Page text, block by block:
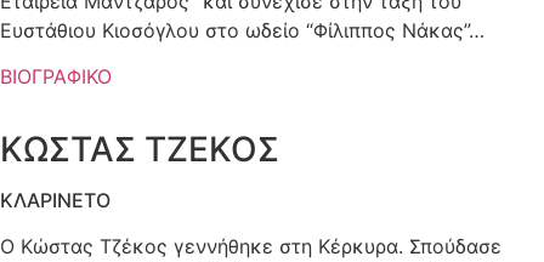
Ευστάθιου Κιοσόγλου στο ωδείο “Φίλιππος Νάκας”…
ΒΙΟΓΡΑΦΙΚΟ
ΚΩΣΤΑΣ ΤΖΕΚΟΣ
ΚΛΑΡΙΝΕΤΟ
Ο Κώστας Τζέκος γεννήθηκε στη Κέρκυρα. Σπούδασε